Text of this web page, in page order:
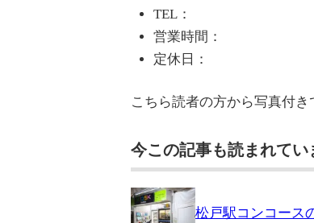
TEL：
営業時間：
定休日：
こちら読者の方から写真付
今この記事も読まれてい
松戸駅コンコース